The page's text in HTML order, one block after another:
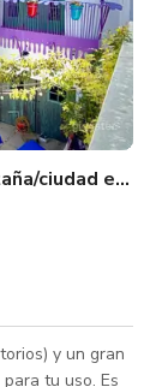
ciudad en el
y un gran
tu uso. Es